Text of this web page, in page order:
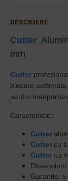
DESCRIERE
Cutter
mm
Cutter
blocare
pentru
Caracteristici:
Cutter
Cutter cu
Cutter cu
Garantie: 5